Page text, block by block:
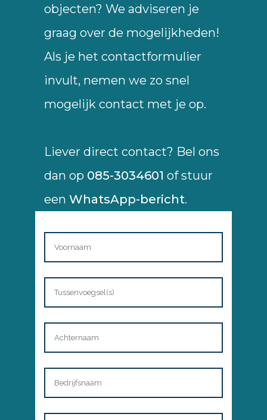
objecten? We adviseren je
graag over de mogelijkheden!
Als je het contactformulier
invult, nemen we zo snel
mogelijk contact met je op.
Liever direct contact? Bel ons
dan op 085-3034601 of stuur
een WhatsApp-bericht.